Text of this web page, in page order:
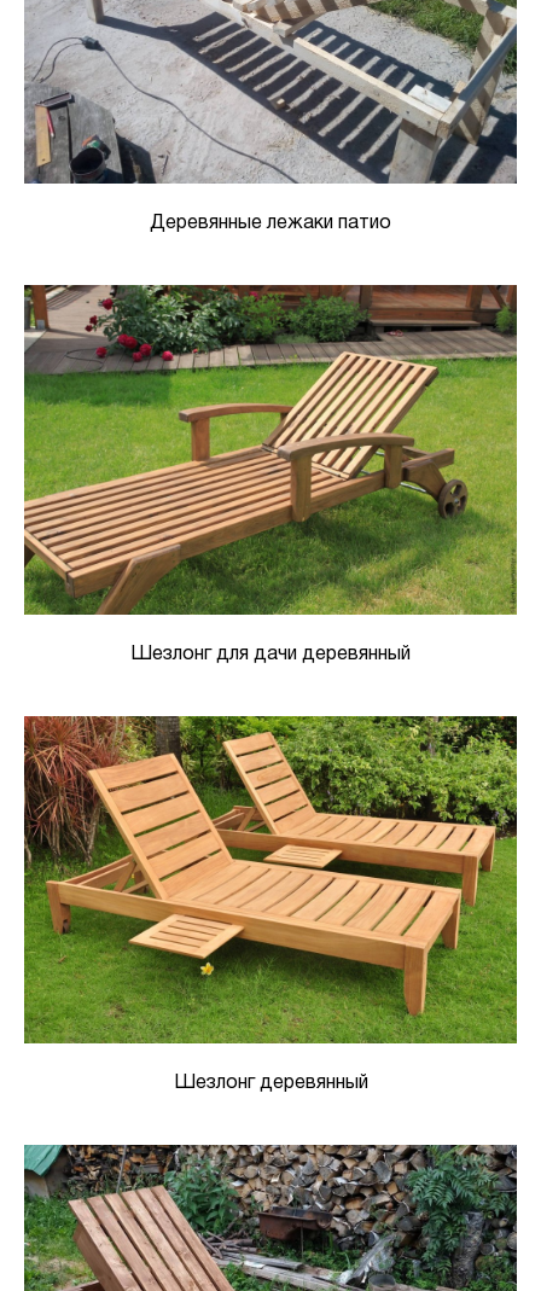
Деревянные лежаки патио
Шезлонг для дачи деревянный
Шезлонг деревянный